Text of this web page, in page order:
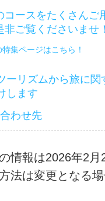
ースをたくさんご
非ご覧くださいませ！
集ページはこちら！
ーリズムから旅に関
します
わせ先
情報は2026年2月
法は変更となる